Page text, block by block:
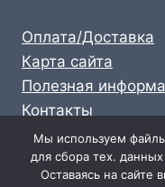
Оплата/Доставка
Карта сайта
Полезная
Контакты
Личный кабинет
Опт: 8-928-164-
Розница: 8-989-
Мы используем
для сбора тех.
Оставаясь на сайте